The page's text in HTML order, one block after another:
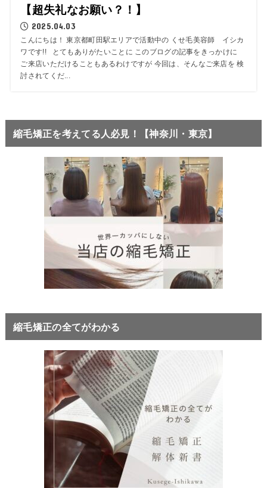
【超失礼なお願い？！】
2025.04.03
こんにちは！ 東京都町田駅エリアで活動中の くせ毛美容師 イシカ
ワです!! とてもありがたいことに このブログの記事をきっかけに
ご来店いただけることもあるわけですが 今回は、そんなご来店を 検
討されてくだ...
縮毛矯正を考えてる人必見！【神奈川・東京】
縮毛矯正の全てがわかる